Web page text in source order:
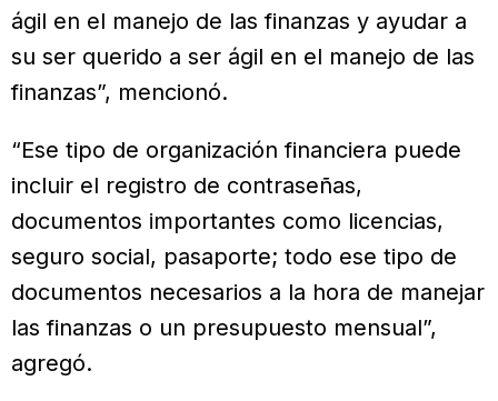
ágil en el manejo de las finanzas y ayudar a
su ser querido a ser ágil en el manejo de las
finanzas”, mencionó.
“Ese tipo de organización financiera puede
incluir el registro de contraseñas,
documentos importantes como licencias,
seguro social, pasaporte; todo ese tipo de
documentos necesarios a la hora de manejar
las finanzas o un presupuesto mensual”,
agregó.